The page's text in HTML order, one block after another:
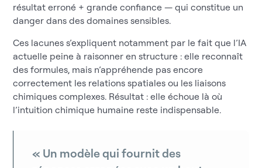
résultat erroné + grande confiance — qui constitue un
danger dans des domaines sensibles.
Ces lacunes s’expliquent notamment par le fait que l’IA
actuelle peine à raisonner en structure : elle reconnaît
des formules, mais n’appréhende pas encore
correctement les relations spatiales ou les liaisons
chimiques complexes. Résultat : elle échoue là où
l’intuition chimique humaine reste indispensable.
« Un modèle qui fournit des